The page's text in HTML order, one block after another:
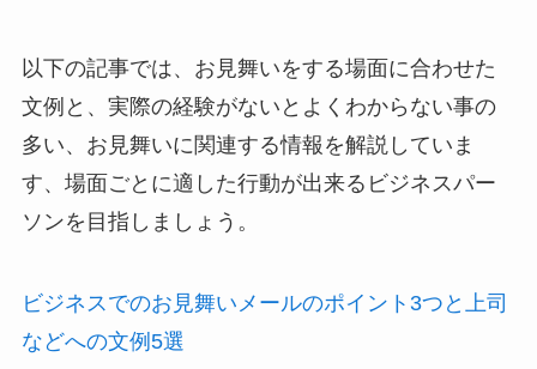
以下の記事では、お見舞いをする場面に合わせた
文例と、実際の経験がないとよくわからない事の
多い、お見舞いに関連する情報を解説していま
す、場面ごとに適した行動が出来るビジネスパー
ソンを目指しましょう。
ビジネスでのお見舞いメールのポイント3つと上司
などへの文例5選